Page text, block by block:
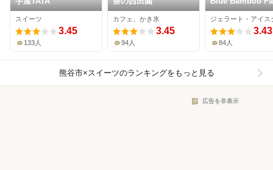
スイーツ
3.45
133人
カフェ、かき氷
3.45
94人
Gelate&Cafe
3.43
84人
熊谷市×スイーツのランキングをもっと見る
広告を非表示